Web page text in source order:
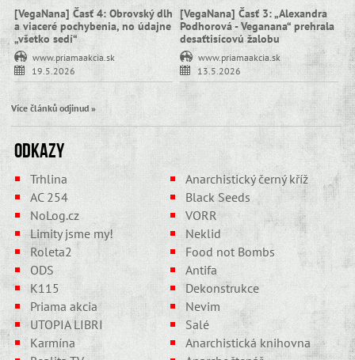
[VegaNana] Časť 4: Obrovský dlh
a viaceré pochybenia, no údajne
„všetko sedí“
www.priamaakcia.sk
19.5.2026
[VegaNana] Časť 3: „Alexandra
Podhorová - Veganana“ prehrala
desaťtisícovú žalobu
www.priamaakcia.sk
13.5.2026
Více článků odjinud »
Odkazy
Trhlina
Anarchistický černý kříž
AC 254
Black Seeds
NoLog.cz
VORR
Limity jsme my!
Neklid
Roleta2
Food not Bombs
ODS
Antifa
K115
Dekonstrukce
Priama akcia
Nevim
UTOPIA LIBRI
Salé
Karmína
Anarchistická knihovna